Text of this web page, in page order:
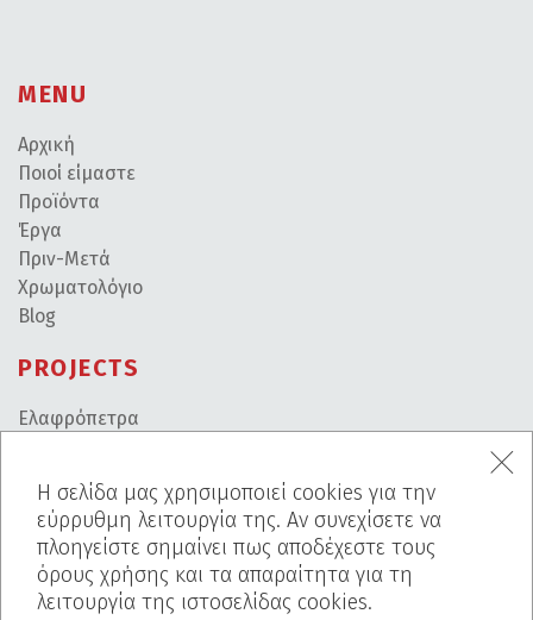
MENU
Αρχική
Ποιοί είμαστε
Προϊόντα
Έργα
Πριν-Μετά
Χρωματολόγιο
Blog
PROJECTS
Ελαφρόπετρα
Interior
ΕΠΙΚΟΙΝΩΝΙΑ
FAQ
Η σελίδα μας χρησιμοποιεί cookies για την
εύρρυθμη λειτουργία της. Αν συνεχίσετε να
πλοηγείστε σημαίνει πως αποδέχεστε τους
όρους χρήσης και τα απαραίτητα για τη
λειτουργία της ιστοσελίδας cookies.